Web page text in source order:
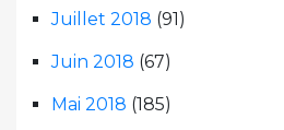
Juillet 2018 (91)
Juin 2018 (67)
Mai 2018 (185)